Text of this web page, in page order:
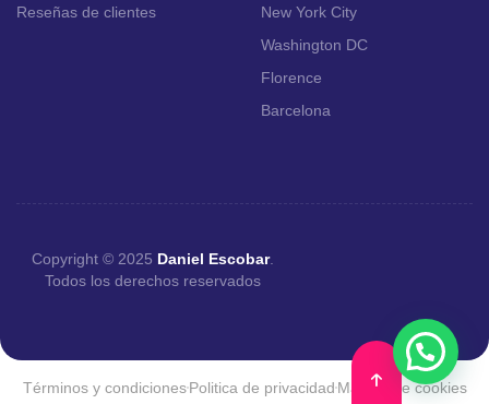
Reseñas de clientes
New York City
Washington DC
Florence
Barcelona
Copyright © 2025 Daniel Escobar.
Todos los derechos reservados
Términos y condicionesPolitica de privacidadManejo de cookies